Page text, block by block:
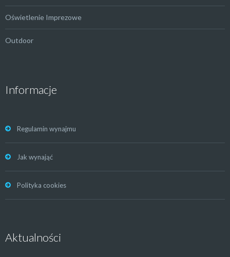
Oświetlenie Imprezowe
Outdoor
Informacje
Regulamin wynajmu
Jak wynająć
Polityka cookies
Aktualności